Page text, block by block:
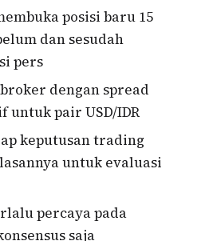
posisi baru 15
dan sesudah
pers
dengan spread
untuk pair USD/IDR
keputusan trading
untuk evaluasi
percaya pada
saja